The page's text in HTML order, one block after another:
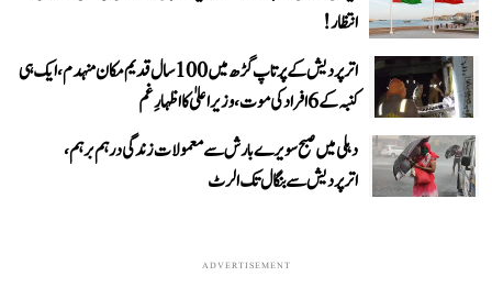
انتظار!
اتر پردیش کے پرتاپ گڑھ میں 100 سال قدیم مکان منہدم، ایک ہی
کنبہ کے 6 افراد کی موت، وزیر اعلیٰ کا اظہارِ غم
دہلی میں صبح سویرے بارش سے معمولات زندگی درہم برہم،
اترپردیش سے بنگال تک الرٹ
ADVERTISEMENT